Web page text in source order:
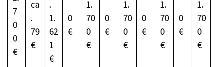
7
0
0
€
ca
.
79
€
.
1.
62
1
€
0
€
1.
70
0
€
0
€
1.
70
0
€
0
€
1.
70
0
€
0
€
1.
70
0
€